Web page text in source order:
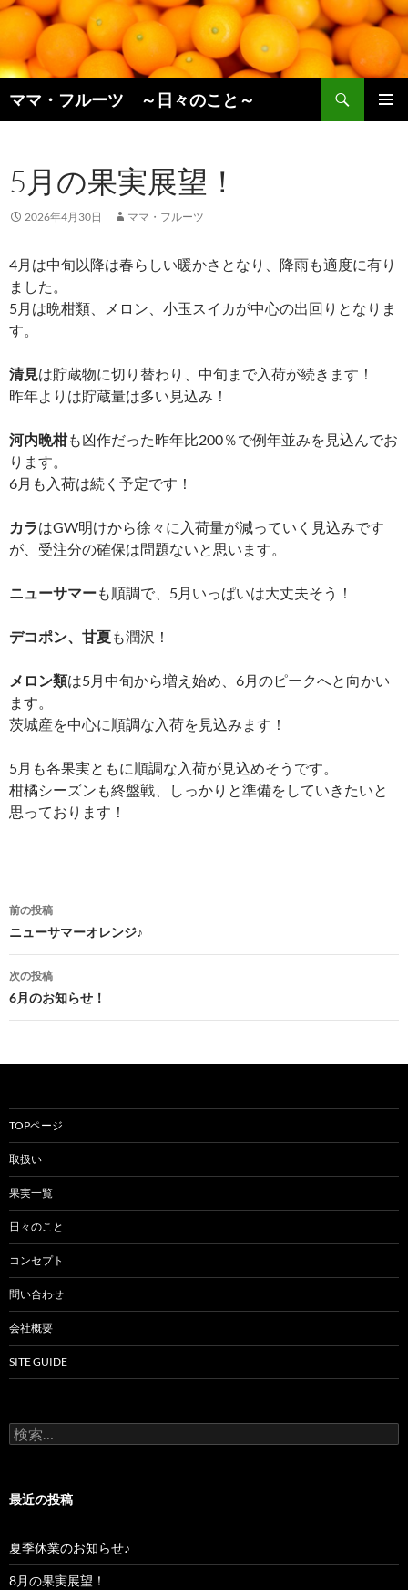
コ
テ
ン
ツ
へ
ッ
ママ・フルーツ ～日々のこと～
索
5月の果実展望！
2026年4月30日 ママ・フルーツ
4月は中旬以降は春らしい暖かさとなり、降雨も適度に有り
ました。
5月は晩柑類、メロン、小玉スイカが中心の出回りとなりま
す。
清見は貯蔵物に切り替わり、中旬まで入荷が続きます！
昨年よりは貯蔵量は多い見込み！
河内晩柑も凶作だった昨年比200％で例年並みを見込んでお
ります。
6月も入荷は続く予定です！
カラはGW明けから徐々に入荷量が減っていく見込みです
が、受注分の確保は問題ないと思います。
ニューサマーも順調で、5月いっぱいは大丈夫そう！
デコポン、甘夏も潤沢！
メロン類は5月中旬から増え始め、6月のピークへと向かい
ます。
茨城産を中心に順調な入荷を見込みます！
5月も各果実ともに順調な入荷が見込めそうです。
柑橘シーズンも終盤戦、しっかりと準備をしていきたいと
思っております！
投
稿
ナ
ビ
ー
ョ
ン
前の投稿
ニューサマーオレンジ♪
次の投稿
6月のお知らせ！
TOPページ
取扱い
果実一覧
日々のこと
コンセプト
問い合わせ
会社概要
SITE GUIDE
検
索:
最近の投稿
夏季休業のお知らせ♪
8月の果実展望！